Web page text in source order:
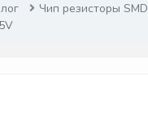
Чип резисторы SMD